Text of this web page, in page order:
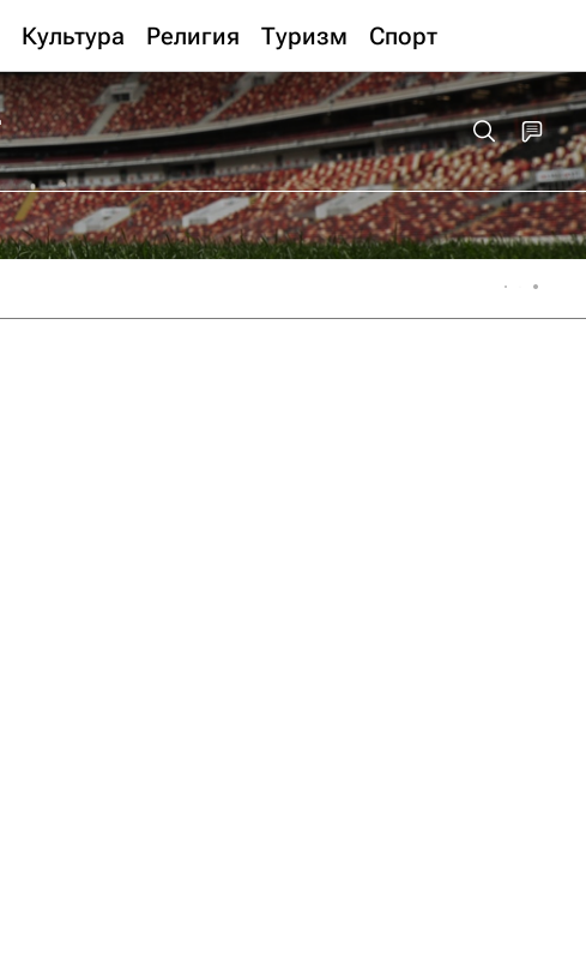
Культура Религия Туризм Спорт